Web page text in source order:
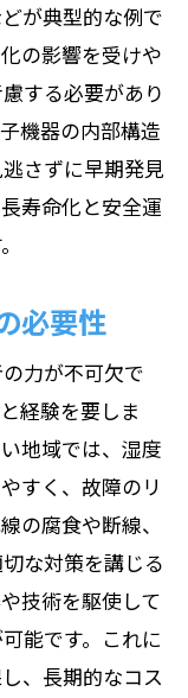
が典型的な例で
の影響を受けや
する必要があり
機器の内部構造
さずに早期発見
寿命化と安全運
必要性
力が不可欠で
経験を要しま
地域では、湿度
すく、故障のリ
の腐食や断線、
な対策を講じる
技術を駆使して
能です。これに
、長期的なコス